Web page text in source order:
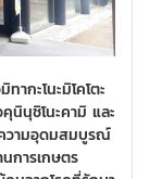
ากะโนะมิโคโตะ
นุชิโนะคามิ และ
ความอุดมสมบูรณ์
การเกษตร